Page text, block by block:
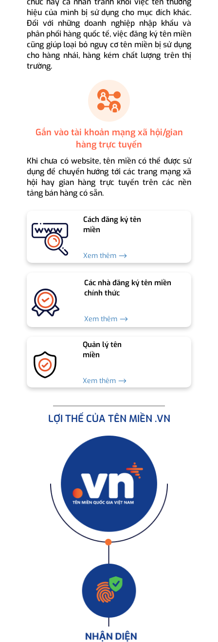
hiệu của mình bị sử dụng cho mục đích khác.
Đối với những doanh nghiệp nhập khẩu và
phân phối hàng quốc tế, việc đăng ký tên miền
cũng giúp loại bỏ nguy cơ tên miền bị sử dụng
cho hàng nhái, hàng kém chất lượng trên thị
trường.
Gắn vào tài khoản mạng xã hội/gian
hàng trực tuyến
Khi chưa có website, tên miền có thể được sử
dụng để chuyển hướng tới các trang mạng xã
hội hay gian hàng trực tuyến trên các nền
tảng bán hàng có sẵn.
Cách đăng ký tên
miền
Xem thêm ⟶
Các nhà đăng ký tên miền
chính thức
Xem thêm ⟶
Quản lý tên
miền
Xem thêm ⟶
LỢI THẾ CỦA TÊN MIỀN .VN